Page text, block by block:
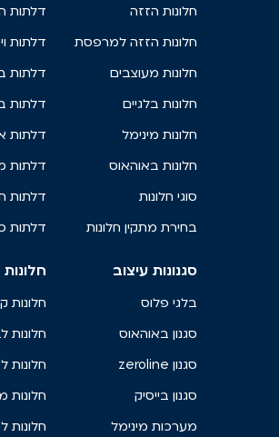
חלונות הזזה
חלונות הזזה למרפסת
חלונות מעוצבים
חלונות בלגיים
חלונות מינימל
חלונות באוהאוס
סוגי חלונות
בחירת מתקין חלונות
דלתות
דלתות
דלתות
דלתות
דלתות
דלתות
דלתות חוץ
דלתות
סגנונות עיצוב
בלגי פלוס
סגנון באוהאוס
סגנון zeroline
סגנון בייסיק
מערכות מינימל
חלונות
חלונות
חלונות
חלונות
חלונות
חלונות